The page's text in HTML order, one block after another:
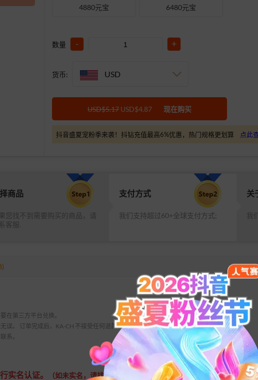
4880元宝 6480元宝
数量 - +
货币: USD
USD$5.17 USD$4.87 现在购买
抖音盛夏宠粉季来袭！抖钻充值最高6%优惠，热门规格更划算 点此
商品
您找不到需要购买的商品，请
客服.
支付方式
我们支持超过60+全球支付方式;
关
我
在第三方平台兑换。
误。 订单完成后，KA-CH 不接受任何退款请求。
系。
实名认证。
（如未实名，请找微信公众号【腾讯成长守护】咨询海外用户实名